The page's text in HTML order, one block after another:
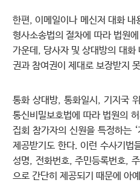
한편, 이메일이나 메신저 대화 내
형사소송법의 절차에 따라 법원
가운데, 당사자 및 상대방의 대화
권과 참여권이 제대로 보장받지
통화 상대방, 통화일시, 기지국
통신비밀보호법에 따라 법원의
집회 참가자의 신원을 특정하는
제공받기도 한다. 이런 수사기법
성명, 전화번호, 주민등록번호,
으로 간단히 제공되기 때문에 아